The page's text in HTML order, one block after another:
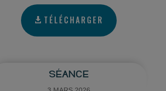
TÉLÉCHARGER
SÉANCE